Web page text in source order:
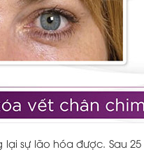
sự lão hóa được. Sau